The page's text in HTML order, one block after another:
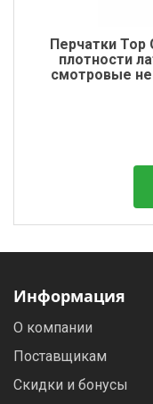
Перчатки
плотности
смотровые
Информация
О компании
Поставщикам
Скидки и бонусы